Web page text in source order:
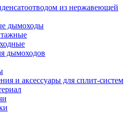
из нержавеющей
дымоходы
дымоходов
и аксессуары для сплит-систем